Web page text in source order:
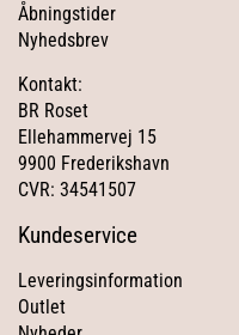
Åbningstider
Nyhedsbrev
Kontakt:
BR Roset
Ellehammervej 15
9900 Frederikshavn
CVR: 34541507
Kundeservice
Leveringsinformation
Outlet